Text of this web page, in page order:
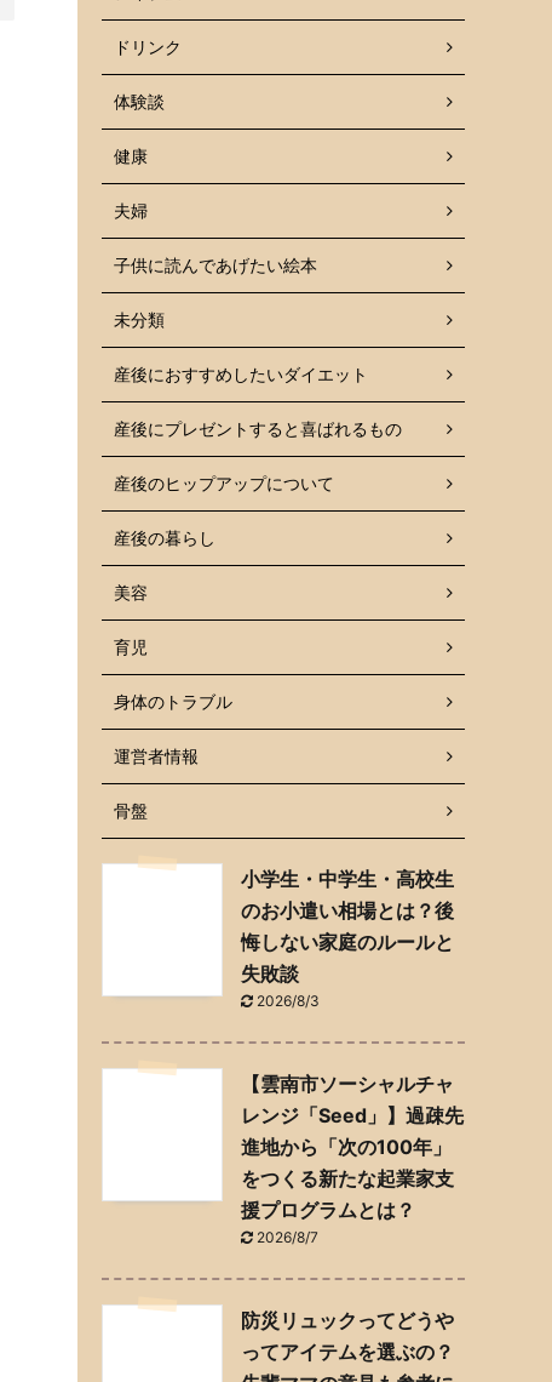
ドリンク
体験談
健康
夫婦
子供に読んであげたい絵本
未分類
産後におすすめしたいダイエット
産後にプレゼントすると喜ばれるもの
産後のヒップアップについて
産後の暮らし
美容
育児
身体のトラブル
運営者情報
骨盤
小学生・中学生・高校生
のお小遣い相場とは？後
悔しない家庭のルールと
失敗談
2026/8/3
【雲南市ソーシャルチャ
レンジ「Seed」】過疎先
進地から「次の100年」
をつくる新たな起業家支
援プログラムとは？
2026/8/7
防災リュックってどうや
ってアイテムを選ぶの？